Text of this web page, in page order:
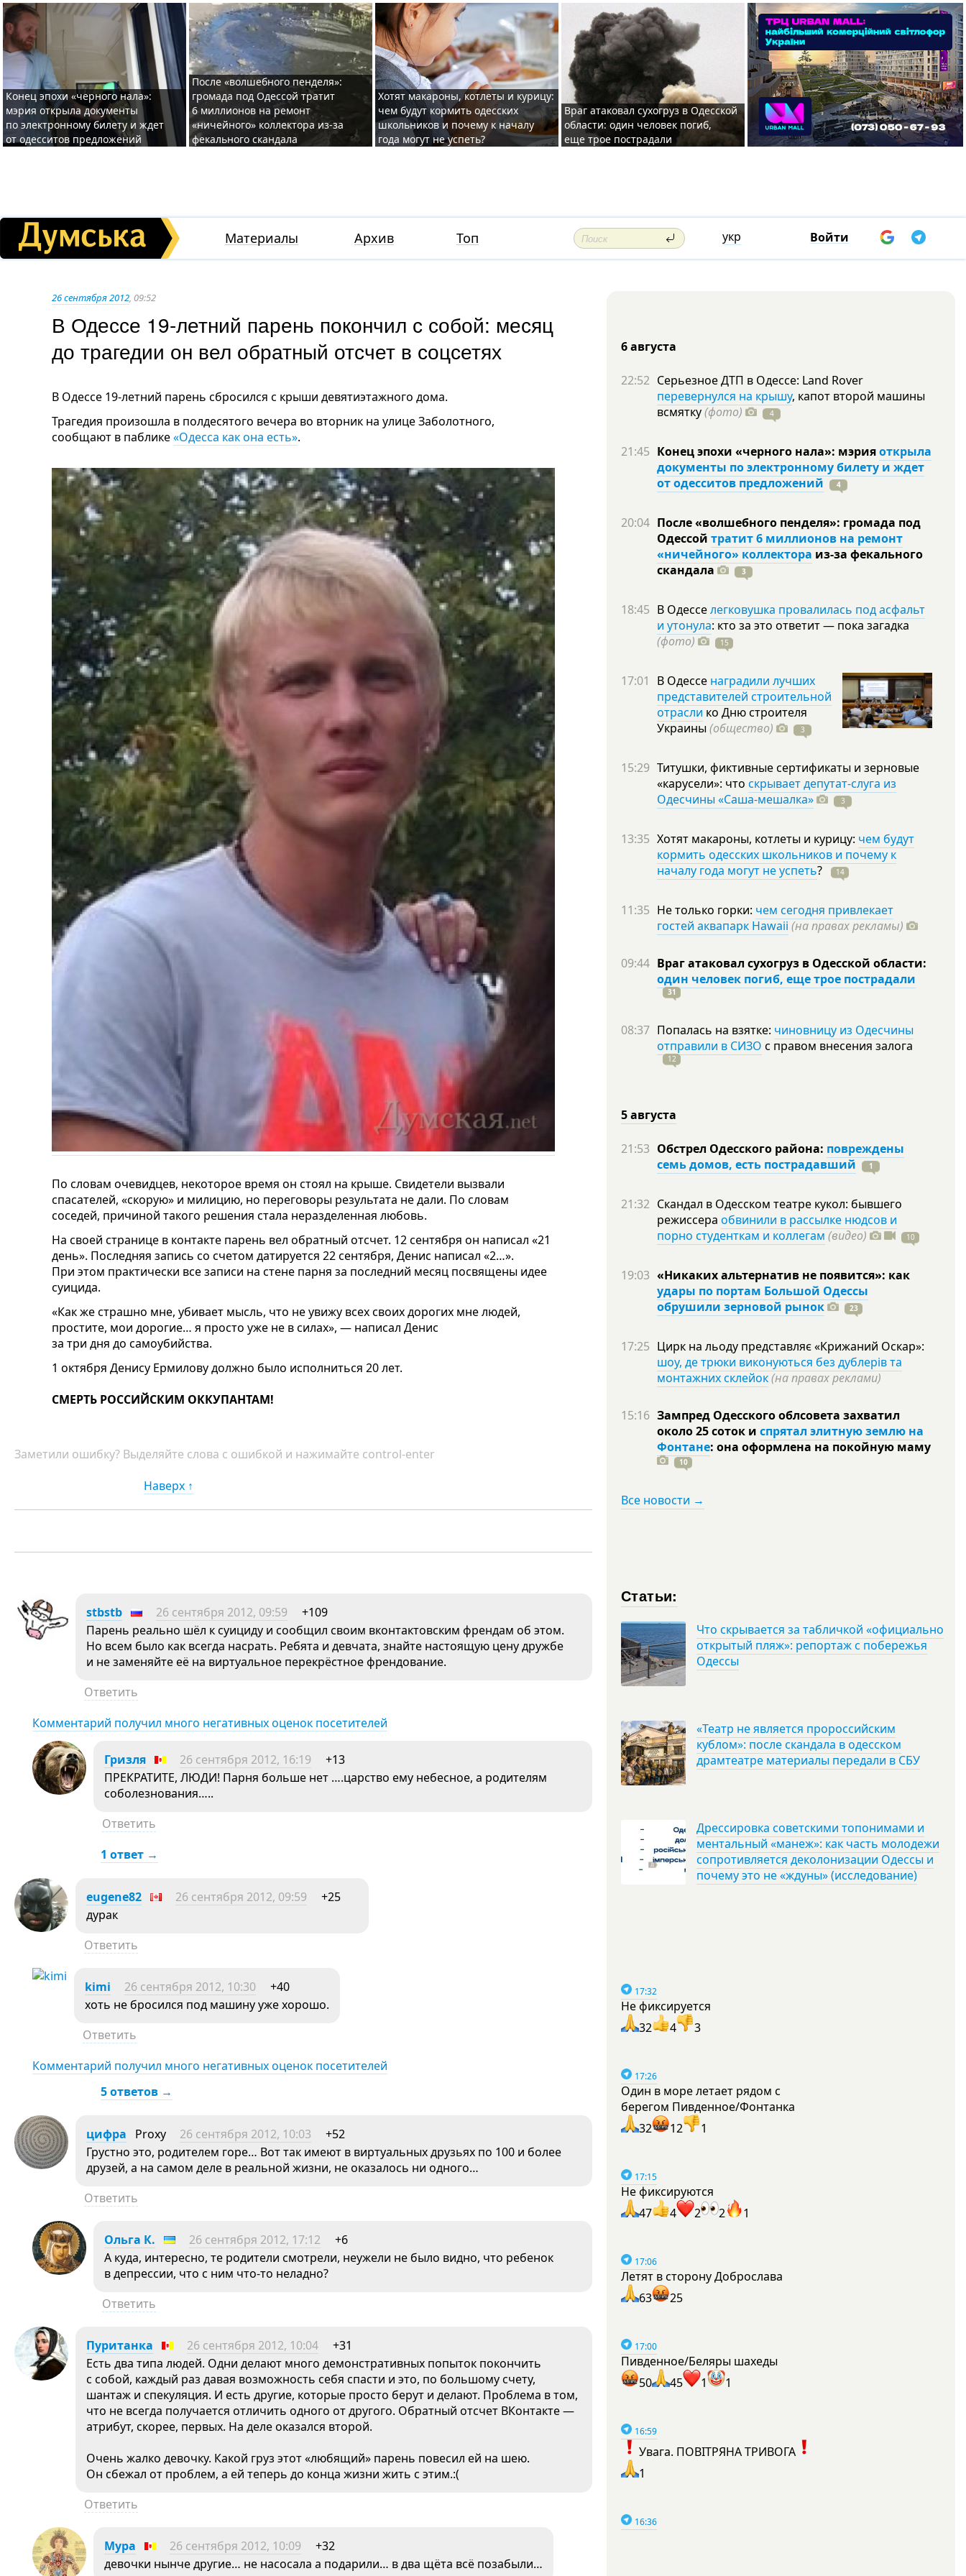
Конец эпохи «черного нала»:
мэрия открыла документы
по электронному билету и ждет
от одесситов предложений
После «волшебного пенделя»:
громада под Одессой тратит
6 миллионов на ремонт
«ничейного» коллектора из-за
фекального скандала
Хотят макароны, котлеты и курицу:
чем будут кормить одесских
школьников и почему к началу
года могут не успеть?
Враг атаковал сухогруз в Одесской
области: один человек погиб,
еще трое пострадали
Материалы Архив Топ укр Войти
26 сентября 2012, 09:52
В Одессе 19-летний парень покончил с собой: месяц
до трагедии он вел обратный отсчет в соцсетях
В Одессе 19-летний парень сбросился с крыши девятиэтажного дома.
Трагедия произошла в полдесятого вечера во вторник на улице Заболотного,
сообщают в паблике«Одесса как она есть».
По словам очевидцев, некоторое время он стоял на крыше. Свидетели вызвали
спасателей, «скорую» и милицию, но переговоры результата не дали. По словам
соседей, причиной такого решения стала неразделенная любовь.
На своей странице в контакте парень вел обратный отсчет. 12 сентября он написал «21
день». Последняя запись со счетом датируется 22 сентября, Денис написал «2…».
При этом практически все записи на стене парня за последний месяц посвящены идее
суицида.
«Как же страшно мне, убивает мысль, что не увижу всех своих дорогих мне людей,
простите, мои дорогие… я просто уже не в силах», — написал Денис
за три дня до самоубийства.
1 октября Денису Ермилову должно было исполниться 20 лет.
СМЕРТЬ РОССИЙСКИМ ОККУПАНТАМ!
Заметили ошибку? Выделяйте слова с ошибкой и нажимайте control-enter
Наверх ↑
stbstb 26 сентября 2012, 09:59
+109
Парень реально шёл к суициду и сообщил своим вконтактовским френдам об этом.
Но всем было как всегда нacpaть. Ребята и девчата, знайте настоящую цену дружбе
и не заменяйте её на виртуальное перекрёстное френдование.
Ответить
Комментарий получил много негативных оценок посетителей
Гризля 26 сентября 2012, 16:19
+13
ПРЕКРАТИТЕ, ЛЮДИ! Парня больше нет ….царство ему небесное, а родителям
соболезнования…..
Ответить
1 ответ →
eugene82 26 сентября 2012, 09:59
+25
дурак
Ответить
kimi 26 сентября 2012, 10:30
+40
хоть не бросился под машину уже хорошо.
Ответить
Комментарий получил много негативных оценок посетителей
5 ответов →
цифра Proxy 26 сентября 2012, 10:03
+52
Грустно это, родителем горе… Вот так имеют в виртуальных друзьях по 100 и более
друзей, а на самом деле в реальной жизни, не оказалось ни одного…
Ответить
Ольга К. 26 сентября 2012, 17:12
+6
А куда, интересно, те родители смотрели, неужели не было видно, что ребенок
в депрессии, что с ним что-то неладно?
Ответить
Пуританка 26 сентября 2012, 10:04
+31
Есть два типа людей. Одни делают много демонстративных попыток покончить
с собой, каждый раз давая возможность себя спасти и это, по большому счету,
шантаж и спекуляция. И есть другие, которые просто берут и делают. Проблема в том,
что не всегда получается отличить одного от другого. Обратный отсчет ВКонтакте —
атрибут, скорее, первых. На деле оказался второй.
Очень жалко девочку. Какой груз этот «любящий» парень повесил ей на шею.
Он сбежал от проблем, а ей теперь до конца жизни жить с этим.:(
Ответить
Мура 26 сентября 2012, 10:09
+32
девочки нынче другие… не насосала а подарили… в два щёта всё позабыли…
6 августа
22:52 Серьезное ДТП в Одессе: Land Rover
перевернулся на крышу, капот второй машины
всмятку(фото) 4
21:45 Конец эпохи «черного нала»: мэрияоткрыла
документы по электронному билету и ждет
от одесситов предложений
4
20:04 После «волшебного пенделя»: громада под
Одессой тратит 6 миллионов на ремонт
«ничейного» коллектора из-за фекального
скандала
3
18:45 В Одесселегковушка провалилась под асфальт
и утонула: кто за это ответит — пока загадка
(фото)
15
17:01 В Одессе наградили лучших
представителей строительной
отрасли ко Дню строителя
Украины (общество) 3
15:29 Титушки, фиктивные сертификаты и зерновые
«карусели»: что скрывает депутат-слуга из
Одесчины «Саша-мешалка»
3
13:35 Хотят макароны, котлеты и курицу: чем будут
кормить одесских школьников и почему к
началу года могут не успеть? 14
11:35 Не только горки: чем сегодня привлекает
гостей аквапарк Hawaii (на правах рекламы)
09:44 Враг атаковал сухогруз в Одесской области:
один человек погиб, еще трое пострадали
31
08:37 Попалась на взятке: чиновницу из Одесчины
отправили в СИЗО с правом внесения залога
12
5 августа
21:53 Обстрел Одесского района: повреждены
семь домов, есть пострадавший
1
21:32 Скандал в Одесском театре кукол: бывшего
режиссера обвинили в рассылке нюдсов и
порно студенткам и коллегам (видео) 10
19:03 «Никаких альтернатив не появится»: как
удары по портам Большой Одессы
обрушили зерновой рынок
23
17:25 Цирк на льоду представляє «Крижаний Оскар»:
шоу, де трюки виконуються без дублерів та
монтажних склейок(на правах реклами)
15:16 Зампред Одесского облсовета захватил
около 25 соток и спрятал элитную землю на
Фонтане: она оформлена на покойную маму
10
Все новости →
Статьи:
Что скрывается за табличкой «официально
открытый пляж»: репортаж с побережья
Одессы
«Театр не является пророссийским
кублом»: после скандала в одесском
драмтеатре материалы передали в СБУ
Дрессировка советскими топонимами и
ментальный «манеж»: как часть молодежи
сопротивляется деколонизации Одессы и
почему это не «ждуны» (исследование)
17:32
Не фиксируется
32
4 3
17:26
Один в море летает рядом с
берегом Пивденное/Фонтанка
32
12 1
17:15
Не фиксируются
47
4 2 2 1
17:06
Летят в сторону Доброслава
63
25
17:00
Пивденное/Беляры шахеды
50
45 1 1
16:59
Увага. ПОВІТРЯНА ТРИВОГА
1
16:36